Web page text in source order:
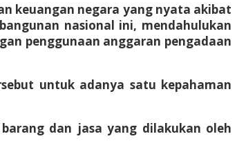
keuangan negara yang nyata akibat
nasional ini, mendahulukan
penggunaan anggaran pengadaan
untuk adanya satu kepahaman
dan jasa yang dilakukan oleh